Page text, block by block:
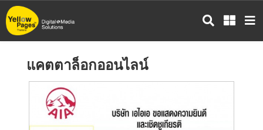
ข้าม
ไป
แคตตาล็อกออนไลน์